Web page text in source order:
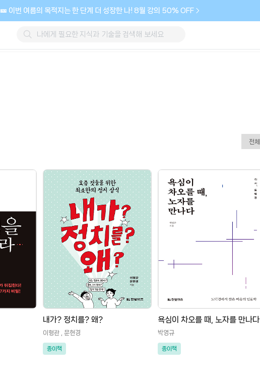
🎫 이번 여름의 목적지는 한 단계 더 성장한 나! 8월 강의 50% OFF
내가? 정치를? 왜?
이형관 , 문현경
종이책
욕심이 차오를 때, 노자를 만나다
박영규
종이책